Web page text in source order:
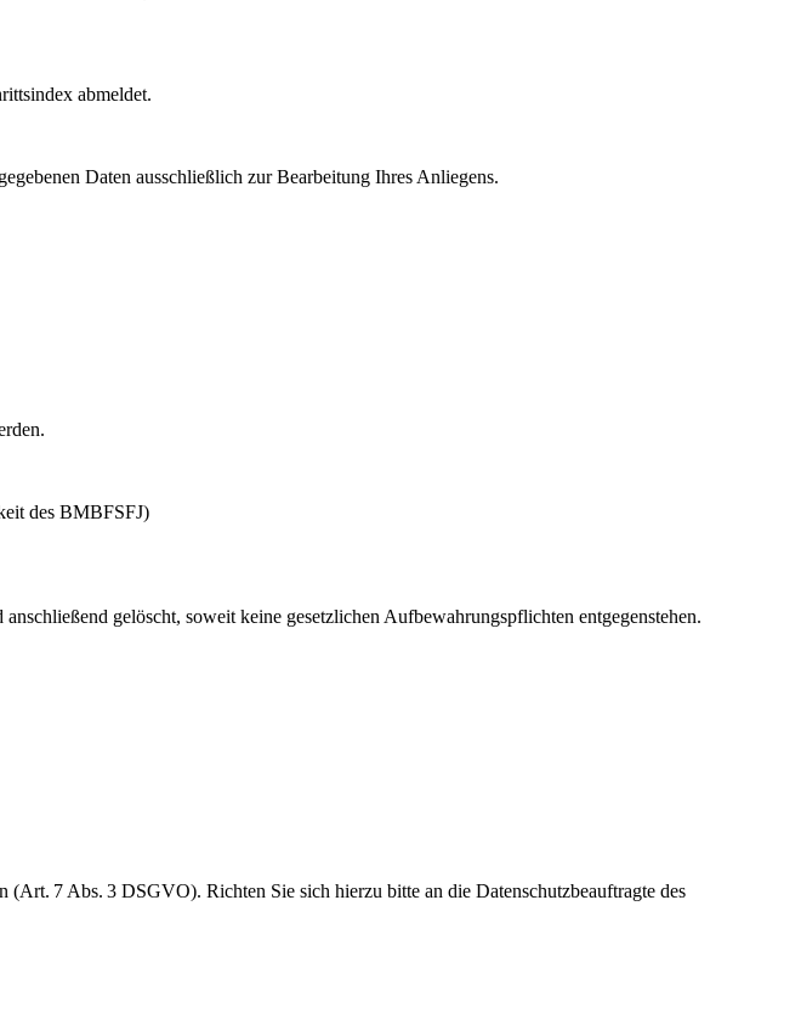
abmeldet.
Daten ausschließlich zur Bearbeitung Ihres Anliegens.
des BMBFSFJ)
gelöscht, soweit keine gesetzlichen Aufbewahrungspflichten entgegenstehen.
7 Abs. 3 DSGVO). Richten Sie sich hierzu bitte an die Datenschutzbeauftragte des